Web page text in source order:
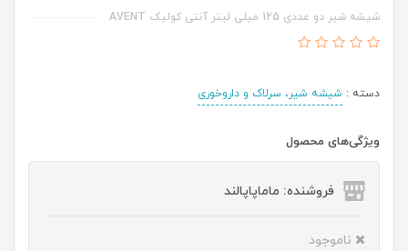
شیشه شیر دو عددی 125 میلی لیتر آنتی کولیک AVENT
دسته : شیشه شیر، سرلاک و داروخوری
ویژگی‌های محصول
فروشنده: ماماپاپالند
ناموجود